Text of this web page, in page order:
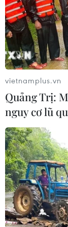
vietnamplus.vn
Quảng Trị:
nguy cơ lũ